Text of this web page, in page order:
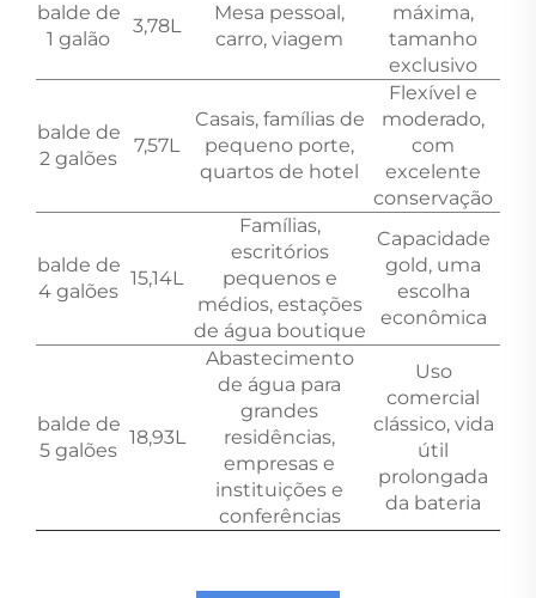
balde de
1 galão
3,78L
Mesa pessoal,
carro, viagem
máxima,
tamanho
exclusivo
balde de
2 galões
7,57L
Casais, famílias de
pequeno porte,
quartos de hotel
Flexível e
moderado,
com
excelente
conservação
balde de
4 galões
15,14L
Famílias,
escritórios
pequenos e
médios, estações
de água boutique
Capacidade
gold, uma
escolha
econômica
balde de
5 galões
18,93L
Abastecimento
de água para
grandes
residências,
empresas e
instituições e
conferências
Uso
comercial
clássico, vida
útil
prolongada
da bateria